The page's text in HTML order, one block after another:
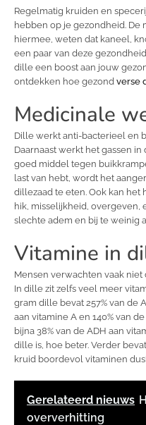
Regelmatig kruiden en
hebben op je gezondheid. De
hiermee, weten dat kaneel,
een paar van deze
dille een boost aan jouw
ontdekken hoe gezond verse
Medicinale
Dille werkt anti-bacterieel en
Daarnaast werkt het gassen
goed middel tegen
last van hebt, wordt het
dillezaad te eten. Ook kan
hik, misselijkheid, overgeven,
slechte adem en bij te weinig
Vitamine in
Mensen verwachten vaak
In dille zit zelfs veel meer
gram dille bevat 257% van de
aan vitamine A en 140% van
bijna 38% van de ADH aan
dille is, hoe beter. Verder
kruid boordevol vitaminen dus!
Gerelateerd nieuws
oververhitting